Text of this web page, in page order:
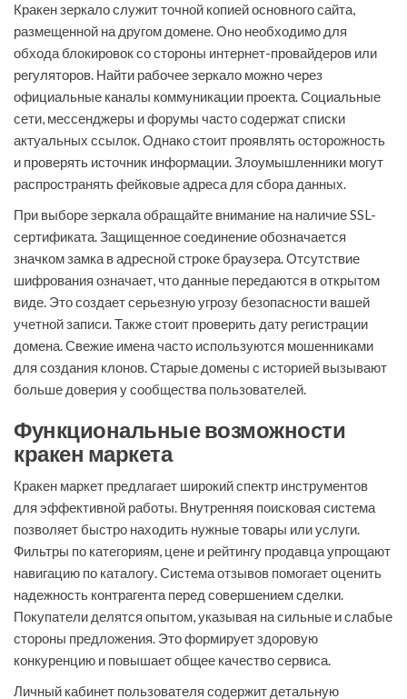
Кракен зеркало служит точной копией основного сайта,
размещенной на другом домене. Оно необходимо для
обхода блокировок со стороны интернет-провайдеров или
регуляторов. Найти рабочее зеркало можно через
официальные каналы коммуникации проекта. Социальные
сети, мессенджеры и форумы часто содержат списки
актуальных ссылок. Однако стоит проявлять осторожность
и проверять источник информации. Злоумышленники могут
распространять фейковые адреса для сбора данных.
При выборе зеркала обращайте внимание на наличие SSL-
сертификата. Защищенное соединение обозначается
значком замка в адресной строке браузера. Отсутствие
шифрования означает, что данные передаются в открытом
виде. Это создает серьезную угрозу безопасности вашей
учетной записи. Также стоит проверить дату регистрации
домена. Свежие имена часто используются мошенниками
для создания клонов. Старые домены с историей вызывают
больше доверия у сообщества пользователей.
Функциональные возможности
кракен маркета
Кракен маркет предлагает широкий спектр инструментов
для эффективной работы. Внутренняя поисковая система
позволяет быстро находить нужные товары или услуги.
Фильтры по категориям, цене и рейтингу продавца упрощают
навигацию по каталогу. Система отзывов помогает оценить
надежность контрагента перед совершением сделки.
Покупатели делятся опытом, указывая на сильные и слабые
стороны предложения. Это формирует здоровую
конкуренцию и повышает общее качество сервиса.
Личный кабинет пользователя содержит детальную